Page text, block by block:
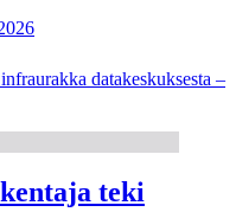
datakeskuksesta –
teki